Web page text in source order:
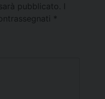
pubblicato.
*